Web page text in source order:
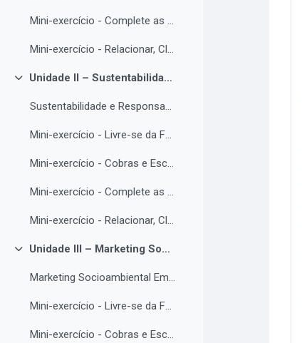
Mini-exercício - Complete as Lacunas
Mini-exercício - Relacionar, Classificar e Sopa de Letras (tem áudio)
Colapsar
Unidade II – Sustentabilidade e Responsabilidade Socioambiental: Fundamentos, Práticas e Normas Aplicadas
Sustentabilidade e Responsabilidade Socioambiental: Fundamentos, Práticas e Normas Aplicadas
Mini-exercício - Livre-se da Forca
Mini-exercício - Cobras e Escadas
Mini-exercício - Complete as Lacunas
Mini-exercício - Relacionar, Classificar e Sopa de Letras (tem áudio)
Colapsar
Unidade III – Marketing Socioambiental Empresarial
Marketing Socioambiental Empresarial
Mini-exercício - Livre-se da Forca
Mini-exercício - Cobras e Escadas